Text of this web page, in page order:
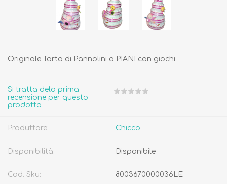
Originale Torta di Pannolini a PIANI con giochi
Si tratta dela prima
recensione per questo
prodotto
Produttore: Chicco
Disponibilità: Disponibile
Cod. Sku: 8003670000036LE